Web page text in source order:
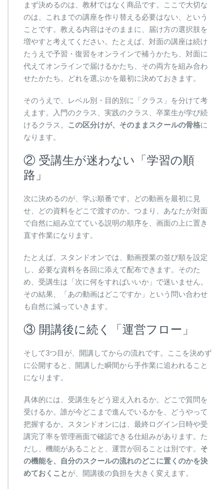
まず決めるのは、教材ではなく商品です。ここで大切な
のは、これまでの講座を作り替える必要はない、という
ことです。教える内容はそのままに、届け方の選択肢を
増やすと考えてください。たとえば、対面の講座は続け
たうえで予習・復習をオンラインで補うかたち、対面に
代えてオンラインで届けるかたち、その両方を組み合わ
せたかたち。どれを選ぶかを最初に決めておきます。
そのうえで、レベル別・目的別に「クラス」を分けて考
えます。入門のクラス、実践のクラス、卒業生が学び続
けるクラス。
この区分けが、そのままスクールの骨格に
なります。
② 受講生が迷わない「学習の順
路」
次に決めるのが、学ぶ順番です。どの動画を最初に見
せ、どの資料をどこで渡すのか。つまり、あなたが対面
で自然に組み立てている説明の順序を、画面の上に置き
直す作業になります。
たとえば、スタンドオンでは、動画授業の並び順を設定
し、必要な資料を各回に添えて配布できます。そのた
め、受講生は「次に何をすればいいか」で迷いません。
その結果、「あの動画はどこですか」という問い合わせ
も自然に減っていきます。
③ 開講後に続く「運営フロー」
そして3つ目が、開講してからの流れです。ここを決めず
に公開すると、開講した瞬間から手作業に追われること
になります。
具体的には、受講生をどう迎え入れるか。どこで質問を
受けるか。誰が今どこまで進んでいるかを、どうやって
把握するか。スタンドオンには、最終ログイン日時や受
講完了率を管理画面で確認できる仕組みがあります。た
だし、機能があることと、運営が回ることは別です。 そ
の機能を、自分のスクールの流れのどこに置くのかを決
めておくことが、開講後の負担を大きく変えます。